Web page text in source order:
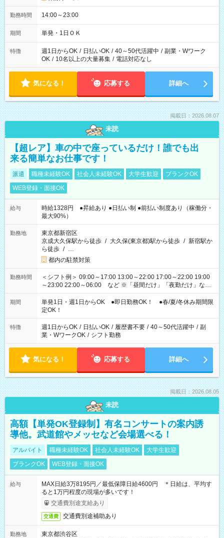
勤務時間 14:00～23:00
期間 単発・1日ＯＫ
特徴 週1日からOK / 日払いOK / 40～50代活躍中 / 副業・Wワーク
OK / 10名以上の大量募集 / 電話対応なし
気になる！ 応募する 詳細へ
掲載日：2026.08.07
未読
【超レア】車の中で座っているだけ！誰でも出
来る簡単なお仕事です！
派遣 職種未経験OK 社会人未経験OK 大学生歓迎
ブランクOK
WEB登録・面接OK
給与
時給1328円 ●昇給あり ●日払い制 ●前払い制度あり（稼働分・
最大90%）
勤務地
東京都新宿区
京成大久保駅から徒歩 / 大久保(東京都)駅から徒歩 / 新宿駅か
ら徒歩 / …
都内の駐禁対策
勤務時間
＜シフト例＞ 09:00～17:00 13:00～22:00 17:00～22:00 19:00
～23:00 22:00～06:00 など ※「昼間だけ」「夜勤だけ」など
の希望OK
期間
単発1日・週1日からOK ●即日勤務OK！ ●春/夏/冬休み期間限
定OK！
特徴 週1日からOK / 日払いOK / 履歴書不要 / 40～50代活躍中 / 副
業・WワークOK / シフト勤務
気になる！ 応募する 詳細へ
掲載日：2026.08.05
未読
高額【単発OK登録制】有名コンサートの案内誘
導他。武道館やメッセなど会場選べる！
アルバイト 職種未経験OK 社会人未経験OK
大学生歓迎
ブランクOK
WEB登録・面接OK
給与
MAX日給3万8195円／最低保障日給4600円 ＊日給は、平均す
ると1万円程度の現場が多いです！
交通費別途支給あり
交通費 交通費別途補助あり
勤務地
東京都渋谷区